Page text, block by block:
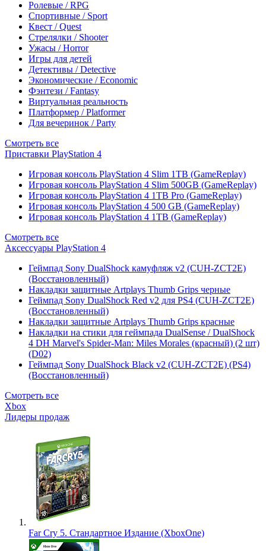
Ролевые / RPG
Спортивные / Sport
Квест / Quest
Стрелялки / Shooter
Ужасы / Horror
Игры для детей
Детективы / Detective
Экономические / Economic
Фэнтези / Fantasy
Виртуальная реальность
Платформер / Platformer
Для вечеринок / Party
Смотреть все
Приставки PlayStation 4
Игровая консоль PlayStation 4 Slim 1TB (GameReplay)
Игровая консоль PlayStation 4 Slim 500GB (GameReplay)
Игровая консоль PlayStation 4 1TB Pro (GameReplay)
Игровая консоль PlayStation 4 500 GB (GameReplay)
Игровая консоль PlayStation 4 1TB (GameReplay)
Смотреть все
Аксессуары PlayStation 4
Геймпад Sony DualShock камуфляж v2 (CUH-ZCT2E)
(Восстановленный)
Накладки защитные Artplays Thumb Grips черные
Геймпад Sony DualShock Red v2 для PS4 (CUH-ZCT2E)
(Восстановленный)
Накладки защитные Artplays Thumb Grips красные
Накладки на стики для геймпада DualSense / DualShock
4 DH Marvel's Spider-Man: Miles Morales (красный) (2 шт)
(D02)
Геймпад Sony DualShock Black v2 (CUH-ZCT2E) (PS4)
(Восстановленный)
Смотреть все
Xbox
Лидеры продаж
Far Cry 5. Стандартное Издание (XboxOne)